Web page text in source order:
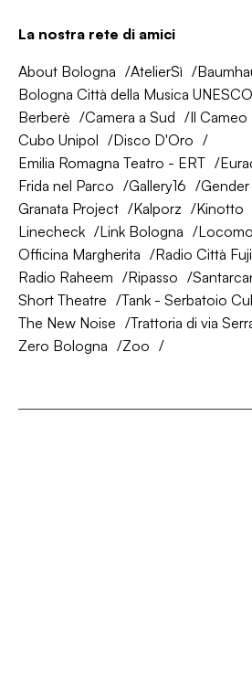
La nostra rete di amici
About Bologna AtelierSì
Bologna Città della Musica UNESCO
Berberè
Camera a Sud Il Cameo
Cubo Unipol
Disco D'Oro
Emilia Romagna Teatro - ERT
Frida nel Parco
Gallery16
Granata Project
Kalporz Kinotto
Linecheck
Link Bologna
Officina Margherita
Radio Città
Radio Raheem
Ripasso
Short Theatre
Tank - Serbatoio
The New Noise
Trattoria di via
Zero Bologna
Zoo